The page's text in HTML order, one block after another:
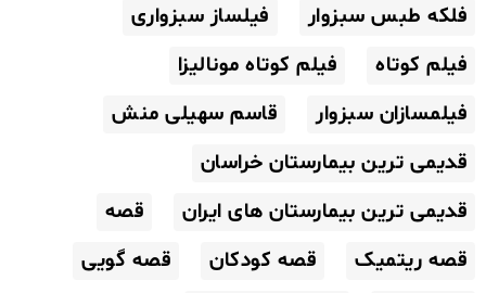
فلکه طبس سبزوار
فیلساز سبزواری
فیلم کوتاه
فیلم کوتاه مونالیزا
فیلمسازان سبزوار
قاسم سهیلی منش
قدیمی ترین بیمارستان خراسان
قدیمی ترین بیمارستان های ایران
قصه
قصه ریتمیک
قصه کودکان
قصه گویی